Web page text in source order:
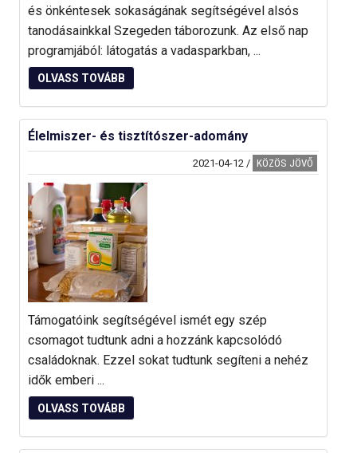
és önkéntesek sokaságának segítségével alsós
tanodásainkkal Szegeden táborozunk. Az első nap
programjából: látogatás a vadasparkban, ...
OLVASS TOVÁBB
Élelmiszer- és tisztítószer-adomány
2021-04-12/ KÖZÖS JÖVŐ
Támogatóink segítségével ismét egy szép
csomagot tudtunk adni a hozzánk kapcsolódó
családoknak. Ezzel sokat tudtunk segíteni a nehéz
idők emberi ...
OLVASS TOVÁBB